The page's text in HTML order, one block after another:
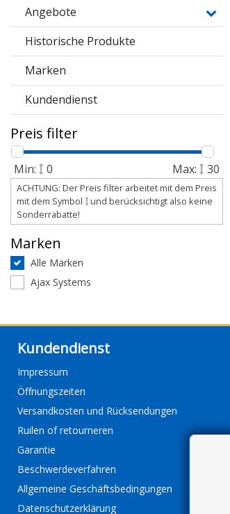
Angebote
Historische Produkte
Marken
Kundendienst
Preis filter
Min: 0 Max: 30
ACHTUNG: Der Preis filter arbeitet mit dem Preis
mit dem Symbol
und berücksichtigt also keine
Sonderrabatte!
Marken
Alle Marken
Ajax Systems
Kundendienst
Impressum
Öffnungszeiten
Versandkosten und Rücksendungen
Ruilen of retourneren
Garantie
Beschwerdeverfahren
Allgemeine Geschäftsbedingungen
Datenschutzerklärung